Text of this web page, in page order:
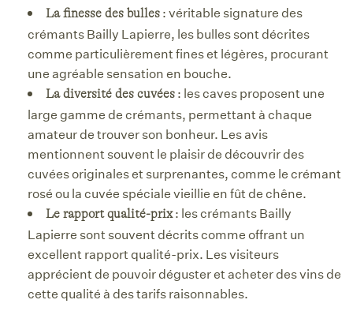
La finesse des bulles : véritable signature des
crémants Bailly Lapierre, les bulles sont décrites
comme particulièrement fines et légères, procurant
une agréable sensation en bouche.
La diversité des cuvées : les caves proposent une
large gamme de crémants, permettant à chaque
amateur de trouver son bonheur. Les avis
mentionnent souvent le plaisir de découvrir des
cuvées originales et surprenantes, comme le crémant
rosé ou la cuvée spéciale vieillie en fût de chêne.
Le rapport qualité-prix : les crémants Bailly
Lapierre sont souvent décrits comme offrant un
excellent rapport qualité-prix. Les visiteurs
apprécient de pouvoir déguster et acheter des vins de
cette qualité à des tarifs raisonnables.